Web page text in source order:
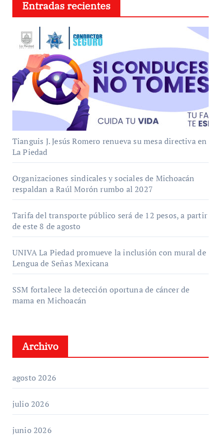
Entradas recientes
Tianguis J. Jesús Romero renueva su mesa directiva en
La Piedad
Organizaciones sindicales y sociales de Michoacán
respaldan a Raúl Morón rumbo al 2027
Tarifa del transporte público será de 12 pesos, a partir
de este 8 de agosto
UNIVA La Piedad promueve la inclusión con mural de
Lengua de Señas Mexicana
SSM fortalece la detección oportuna de cáncer de
mama en Michoacán
Archivo
agosto 2026
julio 2026
junio 2026